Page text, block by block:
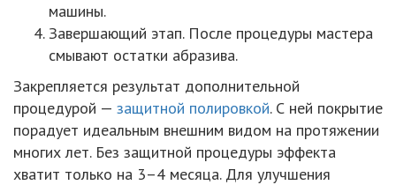
машины.
Завершающий этап. После процедуры мастера
смывают остатки абразива.
Закрепляется результат дополнительной
процедурой — защитной полировкой. С ней покрытие
порадует идеальным внешним видом на протяжении
многих лет. Без защитной процедуры эффекта
хватит только на 3–4 месяца. Для улучшения